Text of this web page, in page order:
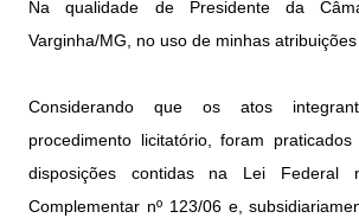
Na qualidade de Presidente da
Varginha/MG, no uso de minhas
Considerando que os atos
procedimento licitatório, foram
disposições contidas na Lei Federal
Complementar nº 123/06 e,